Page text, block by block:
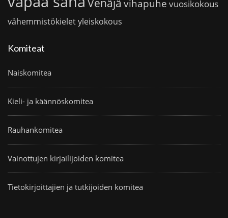
Venäjä vihapuhe vuosikokous
vähemmistökieletyleiskokous
Komiteat
Naiskomitea
Kieli- ja käännöskomitea
Rauhankomitea
Vainottujen kirjailijoiden komitea
Tietokirjoittajien ja tutkijoiden komitea